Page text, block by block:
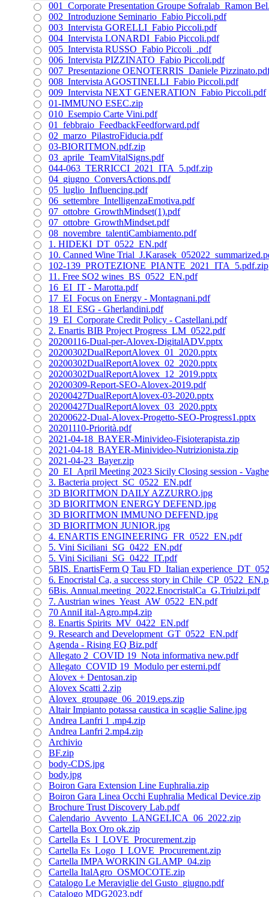
001_Corporate Presentation Groupe Sofralab_Ramon
002_Introduzione Seminario_Fabio Piccoli.pdf
003_Intervista GORELLI_Fabio Piccoli.pdf
004_Intervista LONARDI_Fabio Piccoli.pdf
005_Intervista RUSSO_Fabio Piccoli_.pdf
006_Intervista PIZZINATO_Fabio Piccoli.pdf
007_Presentazione OENOTERRIS_Daniele
008_Intervista AGOSTINELLI_Fabio Piccoli.pdf
009_Intervista NEXT GENERATION_Fabio Piccoli.pdf
01-IMMUNO ESEC.zip
010_Esempio Carte Vini.pdf
01_febbraio_FeedbackFeedforward.pdf
02_marzo_PilastroFiducia.pdf
03-BIORITMON.pdf.zip
03_aprile_TeamVitalSigns.pdf
044-063_TERRICCI_2021_ITA_5.pdf.zip
04_giugno_ConversActions.pdf
05_luglio_Influencing.pdf
06_settembre_IntelligenzaEmotiva.pdf
07_ottobre_GrowthMindset(1).pdf
07_ottobre_GrowthMindset.pdf
08_novembre_talentiCambiamento.pdf
1. HIDEKI_DT_0522_EN.pdf
10. Canned Wine
102-139_PROTEZIONE_PIANTE_2021_ITA_5.pdf.zip
11. Free SO2 wines_BS_0522_EN.pdf
16_EI_IT - Marotta.pdf
17_EI_Focus on Energy - Montagnani.pdf
18_EI_ESG - Gherlandini.pdf
19_EI_Corporate Credit Policy - Castellani.pdf
2. Enartis BIB Project Progress_LM_0522.pdf
20200116-Dual-per-Alovex-DigitalADV.pptx
20200302DualReportAlovex_01_2020.pptx
20200302DualReportAlovex_02_2020.pptx
20200302DualReportAlovex_12_2019.pptx
20200309-Report-SEO-Alovex-2019.pdf
20200427DualReportAlovex-03-2020.pptx
20200427DualReportAlovex_03_2020.pptx
20200622-Dual-Alovex-Progetto-SEO-Progress1.pptx
20201110-Priorità.pdf
2021-04-18_BAYER-Minivideo-Fisioterapista.zip
2021-04-18_BAYER-Minivideo-Nutrizionista.zip
2021-04-23_Bayer.zip
20_EI_April Meeting 2023 Sicily Closing session -
3. Bacteria project_SC_0522_EN.pdf
3D BIORITMON DAILY AZZURRO.jpg
3D BIORITMON ENERGY DEFEND.jpg
3D BIORITMON IMMUNO DEFEND.jpg
3D BIORITMON JUNIOR.jpg
4. ENARTIS ENGINEERING_FR_0522_EN.pdf
5. Vini Siciliani_SG_0422_EN.pdf
5. Vini Siciliani_SG_0422_IT.pdf
5BIS. EnartisFerm Q Tau FD_Italian
6. Enocristal Ca, a success story in
6Bis. Annual.meeting_2022.EnocristalCa_G.Triulzi.pdf
7. Austrian wines_Yeast_AW_0522_EN.pdf
70 AnniI ital-Agro.mp4.zip
8. Enartis Spirits_MV_0422_EN.pdf
9. Research and Development_GT_0522_EN.pdf
Agenda - Rising EQ Biz.pdf
Allegato 2_COVID 19_Nota informativa new.pdf
Allegato_COVID 19_Modulo per esterni.pdf
Alovex + Dentosan.zip
Alovex Scatti 2.zip
Alovex_groupage_06_2019.eps.zip
Altair Impianto potassa caustica in scaglie Saline.jpg
Andrea Lanfri 1 .mp4.zip
Andrea Lanfri 2.mp4.zip
Archivio
BF.zip
body-CDS.jpg
body.jpg
Boiron Gara Extension Line Euphralia.zip
Boiron Gara Linea Occhi Euphralia Medical Device.zip
Brochure Trust Discovery Lab.pdf
Calendario_Avvento_LANGELICA_06_2022.zip
Cartella Box Oro ok.zip
Cartella Es_I_LOVE_Procurement.zip
Cartella Es_Logo_I_LOVE_Procurement.zip
Cartella IMPA WORKIN GLAMP_04.zip
Cartella ItalAgro_OSMOCOTE.zip
Catalogo Le Meraviglie del Gusto_giugno.pdf
Catalogo MDG2023.pdf